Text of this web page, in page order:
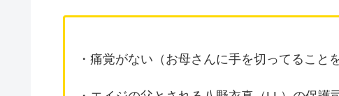
・痛覚がない（お母さんに手を切ってること